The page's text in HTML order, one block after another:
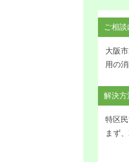
ご相談
大阪
用の
解決方
特区
まず